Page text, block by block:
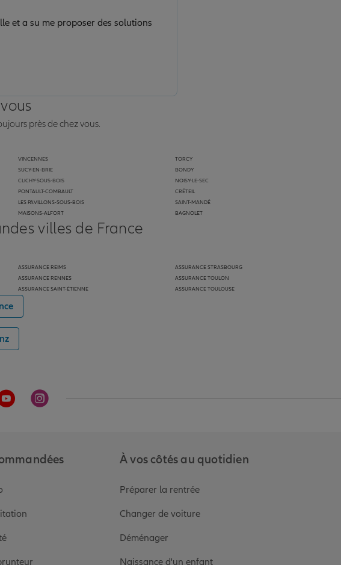
et a su me proposer des solutions
près de chez vous.
VINCENNES
SUCY-EN-BRIE
CLICHY-SOUS-BOIS
PONTAULT-COMBAULT
LES PAVILLONS-SOUS-BOIS
MAISONS-ALFORT
TORCY
BONDY
NOISY-LE-SEC
CRÉTEIL
SAINT-MANDÉ
BAGNOLET
villes de France
ASSURANCE REIMS
ASSURANCE RENNES
ASSURANCE SAINT-ÉTIENNE
ASSURANCE STRASBOURG
ASSURANCE TOULON
ASSURANCE TOULOUSE
de Allianz
Twitter de Allianz
la page Linkedin de Allianz
Aller sur la page Youtube de Allianz
Aller sur la page Instagram de Allianz
À vos côtés au quotidien
Préparer la rentrée
Changer de voiture
Déménager
Naissance d'un enfant